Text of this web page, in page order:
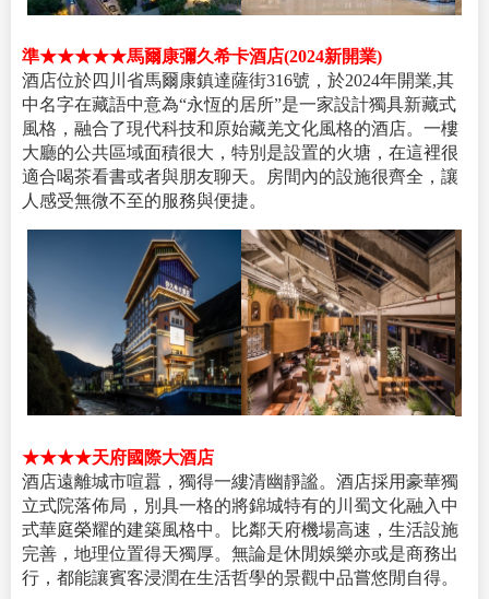
準★★★★★馬爾康彌久希卡酒店(2024新開業)
酒店位於四川省馬爾康鎮達薩街316號，於2024年開業,其
中名字在藏語中意為“永恆的居所”是一家設計獨具新藏式
風格，融合了現代科技和原始藏羌文化風格的酒店。一樓
大廳的公共區域面積很大，特別是設置的火塘，在這裡很
適合喝茶看書或者與朋友聊天。房間內的設施很齊全，讓
人感受無微不至的服務與便捷。
★★★★天府國際大酒店
酒店遠離城市喧囂，獨得一縷清幽靜謐。酒店採用豪華獨
立式院落佈局，別具一格的將錦城特有的川蜀文化融入中
式華庭榮耀的建築風格中。比鄰天府機場高速，生活設施
完善，地理位置得天獨厚。無論是休閒娛樂亦或是商務出
行，都能讓賓客浸潤在生活哲學的景觀中品嘗悠閒自得。